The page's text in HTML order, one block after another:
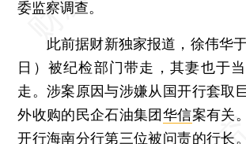
委监察调查。
此前据财新独家报道，徐伟华
日）被纪检部门带走，其妻也于
走。涉案原因与涉嫌从国开行套取
外收购的民企石油集团华信案有关
开行海南分行第三位被问责的行长